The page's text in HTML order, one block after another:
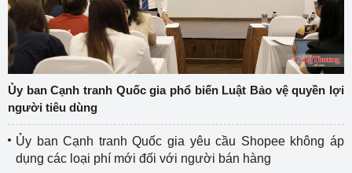
Ủy ban Cạnh tranh Quốc gia phổ biến Luật Bảo vệ quyền lợi
người tiêu dùng
Ủy ban Cạnh tranh Quốc gia yêu cầu Shopee không áp
dụng các loại phí mới đối với người bán hàng